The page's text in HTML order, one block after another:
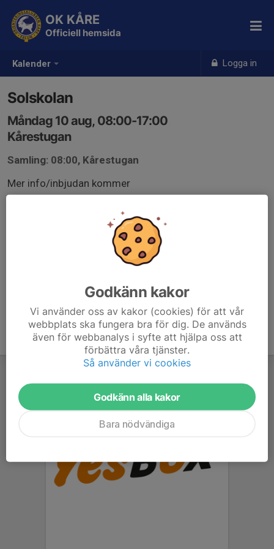
Kalender Logga in
OK KÅRE
Officiell hemsida
Solskolan
Måndag 10 aug, 08:00-17:00
Kårestugan
Samling: 08:00, Kårestugan
Mer info/inbjudan kommer
Godkänn kakor
Vi använder oss av kakor (cookies) för att vår
webbplats ska fungera bra för dig. De används
även för webbanalys i syfte att hjälpa oss att
förbättra våra tjänster.
Så använder vi cookies
Godkänn alla kakor
Bara nödvändiga